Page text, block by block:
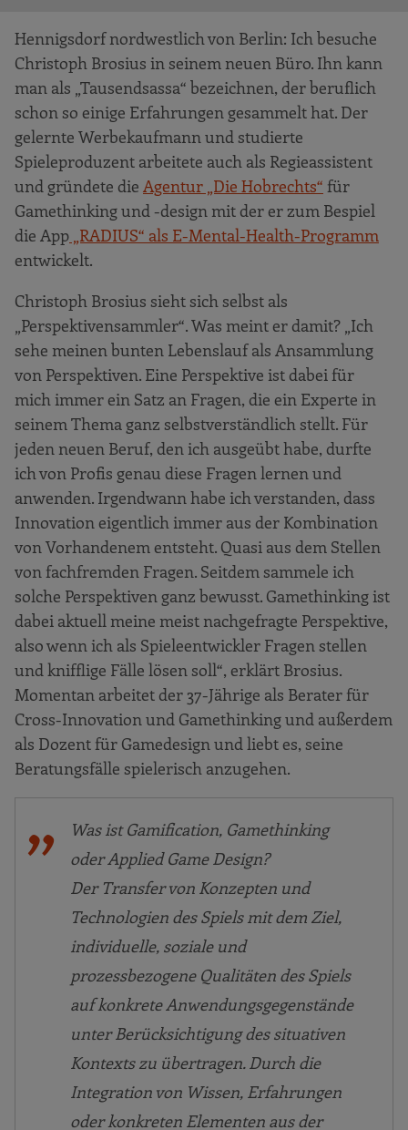
Hennigsdorf nordwestlich von Berlin: Ich besuche
Christoph Brosius in seinem neuen Büro. Ihn kann
man als „Tausendsassa“ bezeichnen, der beruflich
schon so einige Erfahrungen gesammelt hat. Der
gelernte Werbekaufmann und studierte
Spieleproduzent arbeitete auch als Regieassistent
und gründete die Agentur „Die Hobrechts“ für
Gamethinking und -design mit der er zum Bespiel
die App „RADIUS“ als E-Mental-Health-Programm
entwickelt.
Christoph Brosius sieht sich selbst als
„Perspektivensammler“. Was meint er damit? „Ich
sehe meinen bunten Lebenslauf als Ansammlung
von Perspektiven. Eine Perspektive ist dabei für
mich immer ein Satz an Fragen, die ein Experte in
seinem Thema ganz selbstverständlich stellt. Für
jeden neuen Beruf, den ich ausgeübt habe, durfte
ich von Profis genau diese Fragen lernen und
anwenden. Irgendwann habe ich verstanden, dass
Innovation eigentlich immer aus der Kombination
von Vorhandenem entsteht. Quasi aus dem Stellen
von fachfremden Fragen. Seitdem sammele ich
solche Perspektiven ganz bewusst. Gamethinking ist
dabei aktuell meine meist nachgefragte Perspektive,
also wenn ich als Spieleentwickler Fragen stellen
und knifflige Fälle lösen soll“, erklärt Brosius.
Momentan arbeitet der 37-Jährige als Berater für
Cross-Innovation und Gamethinking und außerdem
als Dozent für Gamedesign und liebt es, seine
Beratungsfälle spielerisch anzugehen.
Was ist Gamification, Gamethinking
oder Applied Game Design?
Der Transfer von Konzepten und
Technologien des Spiels mit dem Ziel,
individuelle, soziale und
prozessbezogene Qualitäten des Spiels
auf konkrete Anwendungsgegenstände
unter Berücksichtigung des situativen
Kontexts zu übertragen. Durch die
Integration von Wissen, Erfahrungen
oder konkreten Elementen aus der